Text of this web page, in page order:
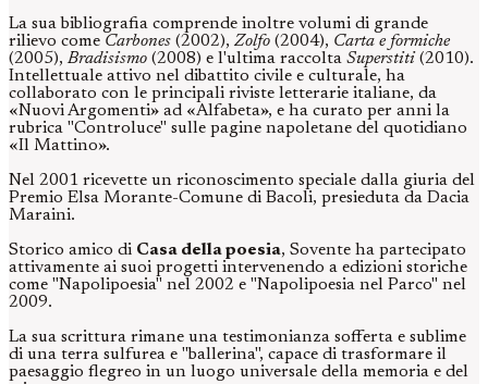
La sua bibliografia comprende inoltre volumi di grande
rilievo come Carbones (2002), Zolfo (2004), Carta e formiche
(2005),Bradisismo (2008) e l'ultima raccolta Superstiti (2010).
Intellettuale attivo nel dibattito civile e culturale, ha
collaborato con le principali riviste letterarie italiane, da
«Nuovi Argomenti» ad «Alfabeta», e ha curato per anni la
rubrica "Controluce" sulle pagine napoletane del quotidiano
«Il Mattino».
Nel 2001 ricevette un riconoscimento speciale dalla giuria del
Premio Elsa Morante-Comune di Bacoli, presieduta da Dacia
Maraini.
Storico amico di Casa della poesia, Sovente ha partecipato
attivamente ai suoi progetti intervenendo a edizioni storiche
come "Napolipoesia" nel 2002 e "Napolipoesia nel Parco" nel
2009.
La sua scrittura rimane una testimonianza sofferta e sublime
di una terra sulfurea e "ballerina", capace di trasformare il
paesaggio flegreo in un luogo universale della memoria e del